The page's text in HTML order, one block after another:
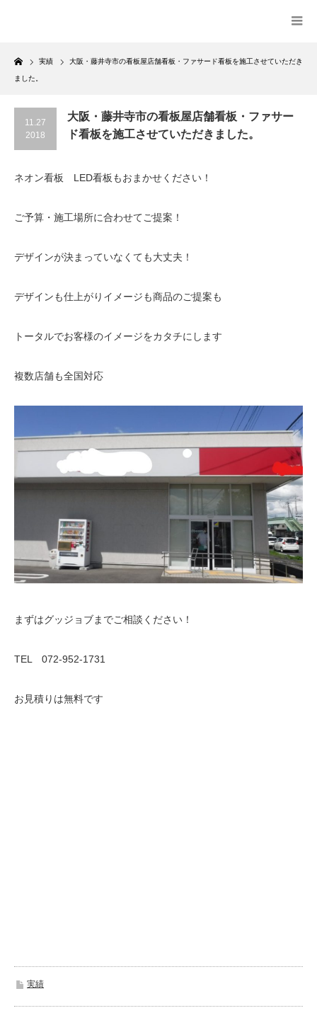
Home
実績 大阪・藤井寺市の看板屋店舗看板・ファサード看板を施工させていただき
ました。
11.27
2018
大阪・藤井寺市の看板屋店舗看板・ファサー
ド看板を施工させていただきました。
ネオン看板 LED看板もおまかせください！
ご予算・施工場所に合わせてご提案！
デザインが決まっていなくても大丈夫！
デザインも仕上がりイメージも商品のご提案も
トータルでお客様のイメージをカタチにします
複数店舗も全国対応
まずはグッジョブまでご相談ください！
TEL 072-952-1731
お見積りは無料です
実績